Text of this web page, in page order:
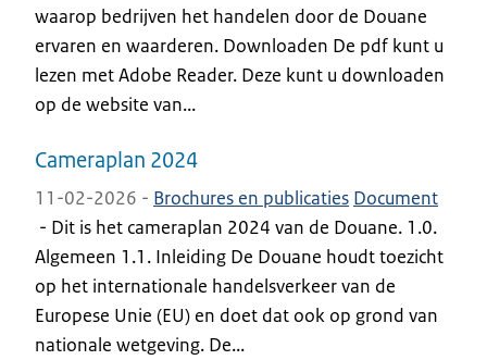
waarop bedrijven het handelen door de Douane
ervaren en waarderen. Downloaden De pdf kunt u
lezen met Adobe Reader. Deze kunt u downloaden
op de website van...
Cameraplan 2024
11-02-2026 - Brochures en publicaties Document
- Dit is het cameraplan 2024 van de Douane. 1.0.
Algemeen 1.1. Inleiding De Douane houdt toezicht
op het internationale handelsverkeer van de
Europese Unie (EU) en doet dat ook op grond van
nationale wetgeving. De...